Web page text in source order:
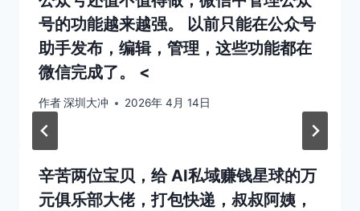
号的功能越来越强。 以前只能在公众号
助手发布，编辑，管理，这些功能都在
微信完成了。 <
作者深圳大冲 2026年 4月 14日
辛苦两位宝贝，给 AI私域赚钱星球的万
元俱乐部大佬，打包快递，叔叔阿姨，